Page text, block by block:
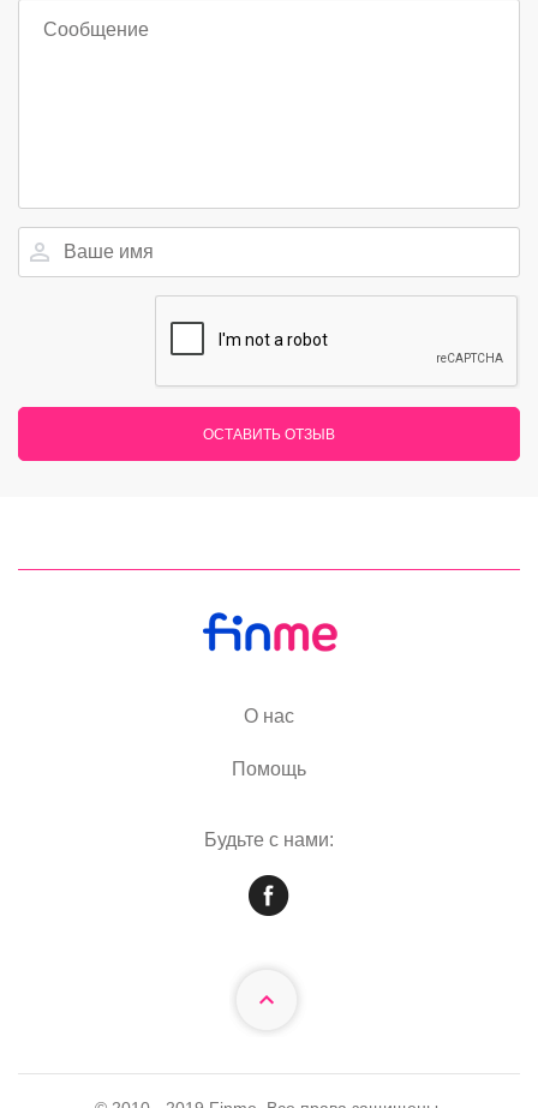
ОСТАВИТЬ ОТЗЫВ
О нас
Помощь
Будьте с нами: